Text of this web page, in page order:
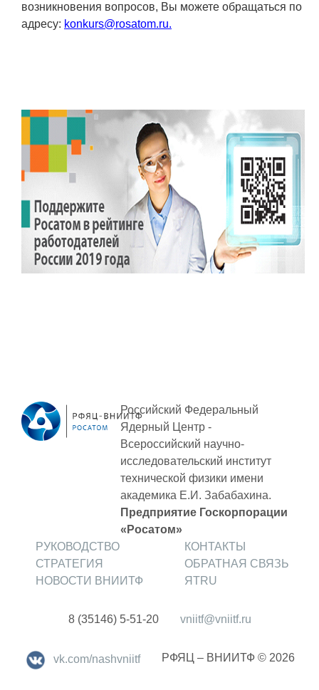
Лазерные технологии
Электротехника
Системы безопасности
Услуги
Прочая продукция
Испытательный центр ВЭИ
СОЦИАЛЬНАЯ ОТВЕТСТВЕННОСТЬ
Спорт и отдых
Санаторий-профилакторий
Высокая социальная эффективность
Территория здоровья
ПРЕСС-ЦЕНТР
Новости отрасли
возникновения вопросов, Вы можете обращаться по
адресу: konkurs@rosatom.ru.
Российский Федеральный
Ядерный Центр -
Всероссийский научно-
исследовательский институт
технической физики имени
академика Е.И. Забабахина.
Предприятие Госкорпорации
«Росатом»
РУКОВОДСТВО
СТРАТЕГИЯ
НОВОСТИ ВНИИТФ
КОНТАКТЫ
ОБРАТНАЯ СВЯЗЬ
ЯТRU
8 (35146) 5-51-20 vniitf@vniitf.ru
vk.com/nashvniitf РФЯЦ – ВНИИТФ © 2026